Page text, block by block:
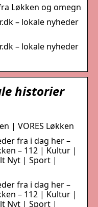
Løkken og omegn
– lokale nyheder
– lokale nyheder
historier
| VORES Løkken
fra i dag her –
– 112 | Kultur |
Nyt | Sport |
fra i dag her –
– 112 | Kultur |
Nyt | Sport |